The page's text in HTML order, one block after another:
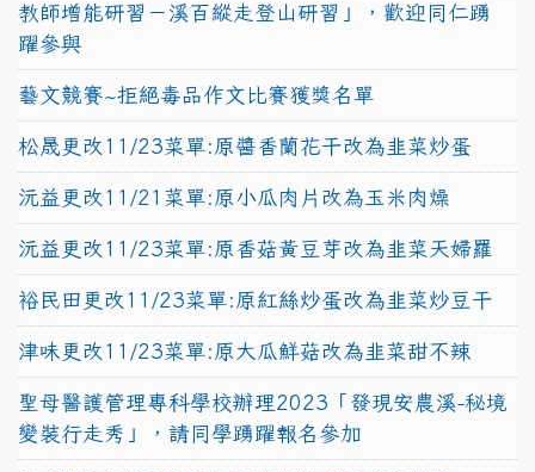
教師增能研習－溪百縱走登山研習」，歡迎同仁踴
躍參與
藝文競賽~拒絕毒品作文比賽獲獎名單
松晟更改11/23菜單:原醬香蘭花干改為韭菜炒蛋
沅益更改11/21菜單:原小瓜肉片改為玉米肉燥
沅益更改11/23菜單:原香菇黃豆芽改為韭菜天婦羅
裕民田更改11/23菜單:原紅絲炒蛋改為韭菜炒豆干
津味更改11/23菜單:原大瓜鮮菇改為韭菜甜不辣
聖母醫護管理專科學校辦理2023「發現安農溪-秘境
變裝行走秀」，請同學踴躍報名參加